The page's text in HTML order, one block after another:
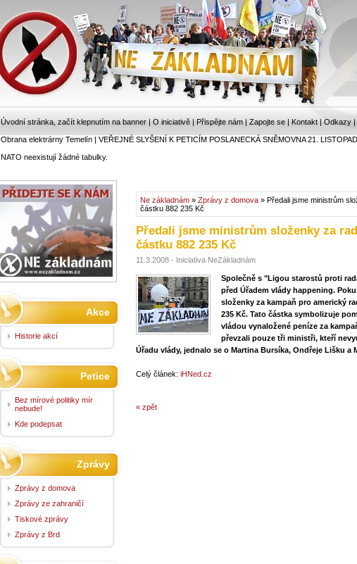
Úvodní stránka, začít klepnutím na banner | O iniciativě | Přispějte nám | Zapojte se | Kontakt | Odkazy |
Obrana elektrárny Temelín|VEŘEJNÉ SLYŠENÍ K PETICÍM POSLANECKÁ SNĚMOVNA 21.
NATO neexistují žádné tabulky.
Ne základnám » Zprávy z domova » Předali jsme ministrům
částku 882 235 Kč
Předali jsme ministrům složenky za
částku 882 235 Kč
11.3.2008 - Iniciativa NeZákladnám
Společně s "Ligou starostů proti
před Úřadem vlády happening.
složenky za kampaň pro americký
235 Kč. Tato částka symbolizuje
vládou vynaložené peníze za
převzali pouze tři ministři, kteří
Úřadu vlády, jednalo se o Martina Bursíka, Ondřeje Lišku a
Celý článek: iHNed.cz
« zpět
Akce
Historie akcí
Petice
Bez mírové politiky mír
nebude!
Kde podepsat
Zprávy
Zprávy z domova
Zprávy ze zahraničí
Tiskové zprávy
Zprávy z Brd